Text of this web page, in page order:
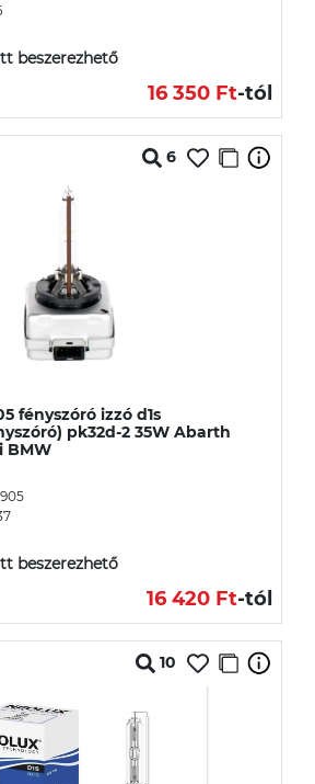
beszerezhető
16 350 Ft-tól
6
fényszóró izzó d1s
pk32d-2 35W Abarth
BMW
beszerezhető
16 420 Ft-tól
10